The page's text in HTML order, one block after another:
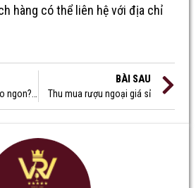
hàng có thể liên hệ với địa chỉ
BÀI SAU
Thu mua rượu ngoại giá sỉ